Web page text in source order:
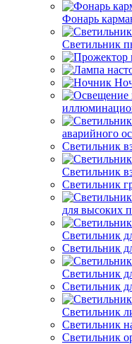
Фонарь
Светильник
аварийного
Светильник
Светильник
Светильник
для высоких
Светильник
Светильник
Светильник
Светильник
Светильник
Светильник
Светильник